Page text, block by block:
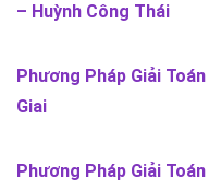
– Huỳnh Công Thái
Phương Pháp Giải
Giai
Phương Pháp Giải